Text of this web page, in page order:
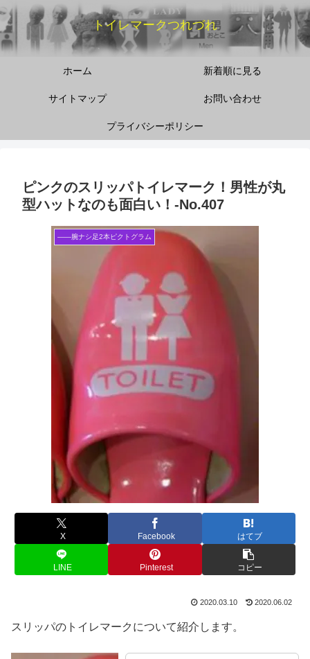
トイレマークつれづれ
ホーム 新着順に見る
サイトマップ お問い合わせ
プライバシーポリシー
ピンクのスリッパトイレマーク！男性が丸
型ハットなのも面白い！‐No.407
――腕ナシ足2本ピクトグラム
X Facebook はてブ
LINE Pinterest コピー
2020.03.10 2020.06.02
スリッパのトイレマークについて紹介します。